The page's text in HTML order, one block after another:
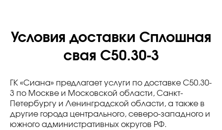
Условия доставки Сплошная
свая С50.30-3
ГК «Сиана» предлагает услуги по доставке С50.30-
3 по Москве и Московской области, Санкт-
Петербургу и Ленинградской области, а также в
другие города центрального, северо-западного и
южного административных округов РФ.